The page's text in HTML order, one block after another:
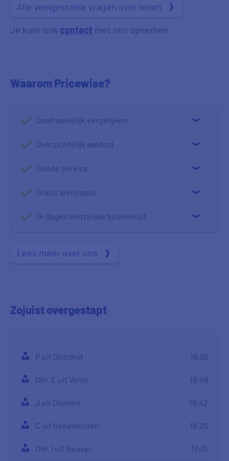
Alle veelgestelde vragen over lenen
Je kunt ook contact met ons opnemen
Waarom Pricewise?
Onafhankelijk vergelijken
Overzichtelijk aanbod
Goede service
Gratis leencoach
14 dagen wettelijke bedenktijd
Lees meer over ons
Zojuistovergestapt
P uit Oirschot 18:55
Dhr. E uit Venlo 18:48
J uit Diemen 18:42
C uit Genemuiden 18:26
Dhr. I uit Reuver 17:31